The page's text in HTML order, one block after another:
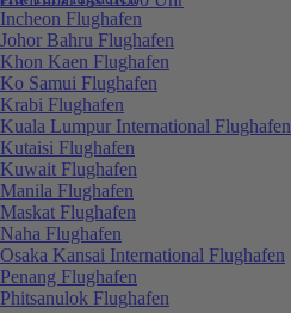
Incheon Flughafen
Johor Bahru Flughafen
Khon Kaen Flughafen
Ko Samui Flughafen
Krabi Flughafen
Kuala Lumpur International Flughafen
Kutaisi Flughafen
Kuwait Flughafen
Manila Flughafen
Maskat Flughafen
Naha Flughafen
Osaka Kansai International Flughafen
Penang Flughafen
Phitsanulok Flughafen